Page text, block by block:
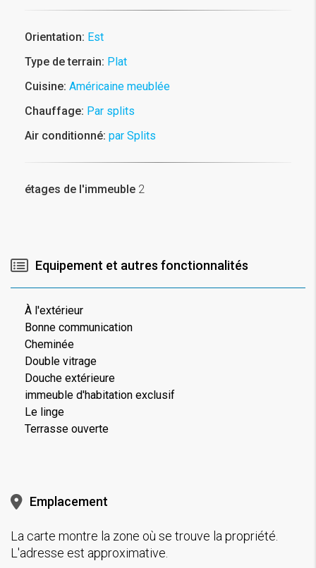
Orientation: Est
Type de terrain: Plat
Cuisine: Américaine meublée
Chauffage: Par splits
Air conditionné: par Splits
étages de l'immeuble 2
Equipement et autres fonctionnalités
À l'extérieur
Bonne communication
Cheminée
Double vitrage
Douche extérieure
immeuble d'habitation exclusif
Le linge
Terrasse ouverte
Emplacement
La carte montre la zone où se trouve la propriété.
L'adresse est approximative.